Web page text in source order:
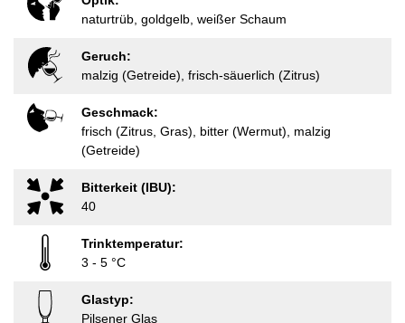
naturtrüb, goldgelb, weißer Schaum
Geruch:
malzig (Getreide), frisch-säuerlich (Zitrus)
Geschmack:
frisch (Zitrus, Gras), bitter (Wermut), malzig
(Getreide)
Bitterkeit (IBU):
40
Trinktemperatur:
3 - 5 °C
Glastyp:
Pilsener Glas